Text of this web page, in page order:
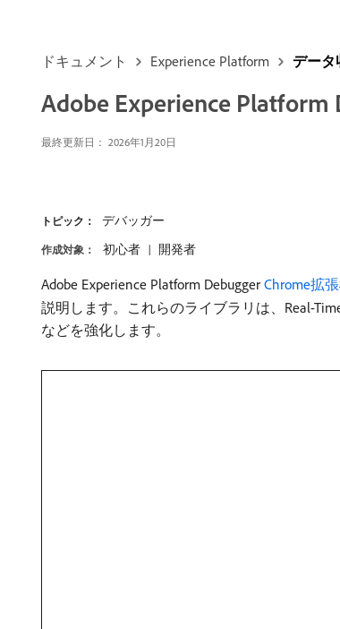
ドキュメント Experience Platform データ
Adobe Experience
最終更新日： 2026年1月20日
トピック： デバッガー
作成対象： 初心者 開発者
Adobe Experience Platform Debugger Chrome拡
説明します。これらのライブラリは、Real-
などを強化します。